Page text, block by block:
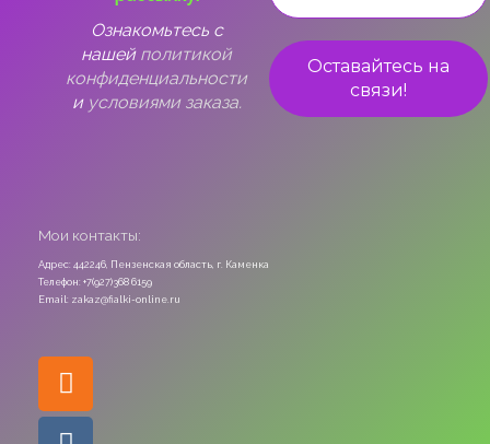
Ознакомьтесь с
нашей политикой
конфиденциальности
и условиями заказа.
Мои контакты:
Адрес: 442246, Пензенская область, г. Каменка
Телефон: +7(927)368 6159
Email: zakaz@fialki-online.ru
Odnoklassniki
Vk
Instagram
Viber
Whatsapp